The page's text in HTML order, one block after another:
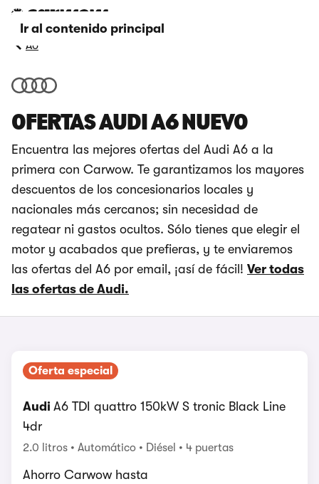
Ir al contenido principal
A6
OFERTAS AUDI A6 NUEVO
Encuentra las mejores ofertas del Audi A6 a la
primera con Carwow. Te garantizamos los mayores
descuentos de los concesionarios locales y
nacionales más cercanos; sin necesidad de
regatear ni gastos ocultos. Sólo tienes que elegir el
motor y acabados que prefieras, y te enviaremos
las ofertas del A6 por email, ¡así de fácil! Ver todas
las ofertas de Audi.
Oferta especial
Audi A6 TDI quattro 150kW S tronic Black Line
4dr
2.0 litros Automático Diésel 4 puertas
Ahorro Carwow hasta